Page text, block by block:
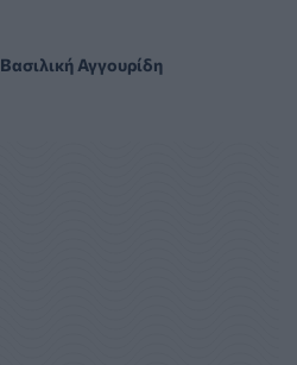
Βασιλική Αγγουρίδη